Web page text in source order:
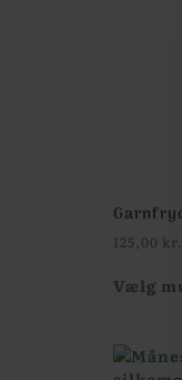
125,00 kr.
Vælg